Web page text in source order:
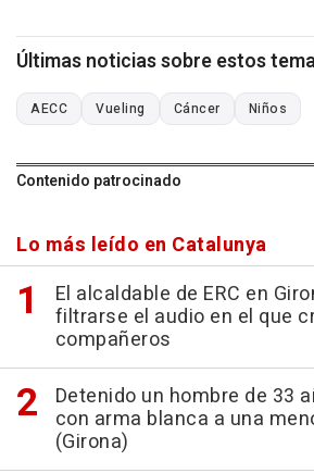
Últimas noticias sobre estos
AECC Vueling Cáncer Niños
Contenido patrocinado
Lo más leído en Catalunya
El alcaldable de ERC en
filtrarse el audio en el que
compañeros
Detenido un hombre de 33
con arma blanca a una
(Girona)